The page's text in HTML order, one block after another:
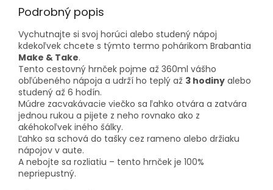
Podrobný popis
Vychutnajte si svoj horúci alebo studený nápoj
kdekoľvek chcete s týmto termo pohárikom Brabantia
Make & Take.
Tento cestovný hrnček pojme až 360ml vášho
obľúbeného nápoja a udrží ho teplý až 3 hodiny alebo
studený až 6 hodín.
Múdre zacvakávacie viečko sa ľahko otvára a zatvára
jednou rukou a pijete z neho rovnako ako z
akéhokoľvek iného šálky.
Ľahko sa schová do tašky cez rameno alebo držiaku
nápojov v aute.
A nebojte sa rozliatiu – tento hrnček je 100%
nepriepustný.